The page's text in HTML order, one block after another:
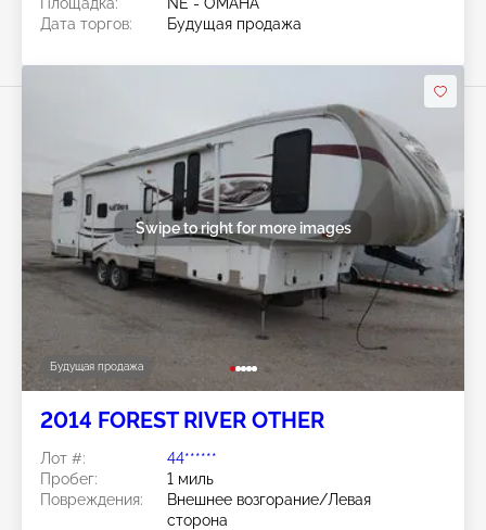
Площадка:
NE - OMAHA
Дата торгов:
Будущая продажа
Будущая продажа
Swipe to right for more images
2014 FOREST RIVER OTHER
Лот #:
44******
Пробег:
1 миль
Повреждения:
Внешнее возгорание/Левая
сторона